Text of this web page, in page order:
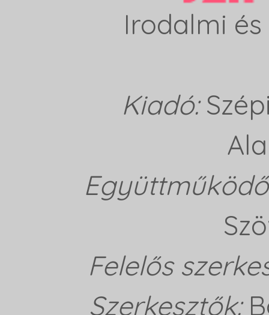
Irodalmi
Kiadó:
Felelős
Szerkesztők: